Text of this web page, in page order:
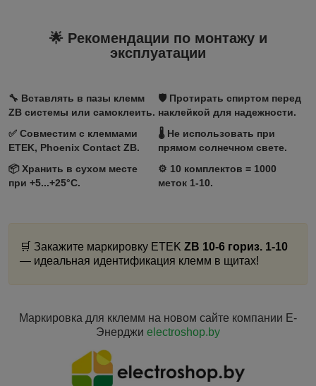
🌟 Рекомендации по монтажу и
эксплуатации
🔧 Вставлять в пазы клемм
ZB системы или самоклеить.
🛡️ Протирать спиртом перед
наклейкой для надежности.
✅ Совместим с клеммами
ETEK, Phoenix Contact ZB.
🌡️ Не использовать при
прямом солнечном свете.
📦 Хранить в сухом месте
при +5...+25°C.
⚙️ 10 комплектов = 1000
меток 1-10.
🛒 Закажите маркировку ETEK ZB 10-6 гориз. 1-10
— идеальная идентификация клемм в щитах!
Маркировка для кклемм на новом сайте компании Е-
Энерджи electroshop.by